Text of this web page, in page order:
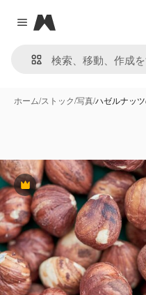
Close menu
Magnific
ホーム/ストック/写真/ハゼルナッ
Premium